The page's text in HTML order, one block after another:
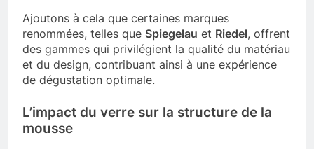
Ajoutons à cela que certaines marques
renommées, telles que Spiegelau et Riedel, offrent
des gammes qui privilégient la qualité du matériau
et du design, contribuant ainsi à une expérience
de dégustation optimale.
L’impact du verre sur la structure de la
mousse